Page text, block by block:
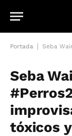
Portada Seba
Seba
tóxicos